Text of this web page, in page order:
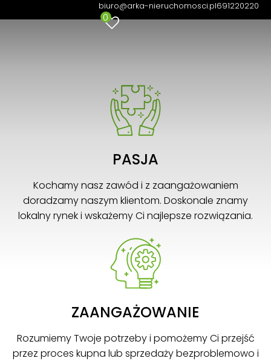
biuro@arka-nieruchomosci.pl691220220
0
PASJA
Kochamy nasz zawód i z zaangażowaniem
doradzamy naszym klientom. Doskonale znamy
lokalny rynek i wskażemy Ci najlepsze rozwiązania.
ZAANGAŻOWANIE
Rozumiemy Twoje potrzeby i pomożemy Ci przejść
przez proces kupna lub sprzedaży bezproblemowo i